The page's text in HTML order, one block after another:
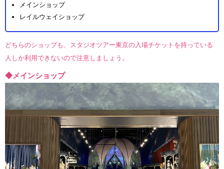
メインショップ
レイルウェイショップ
どちらのショップも、スタジオツアー東京の入場チケットを持っている
人しか利用できないので注意しましょう。
◆メインショップ